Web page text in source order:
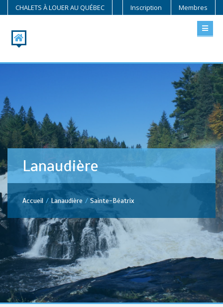
CHALETS À LOUER AU QUÉBEC Inscription Membres
Lanaudière
Accueil Lanaudière Sainte-Béatrix